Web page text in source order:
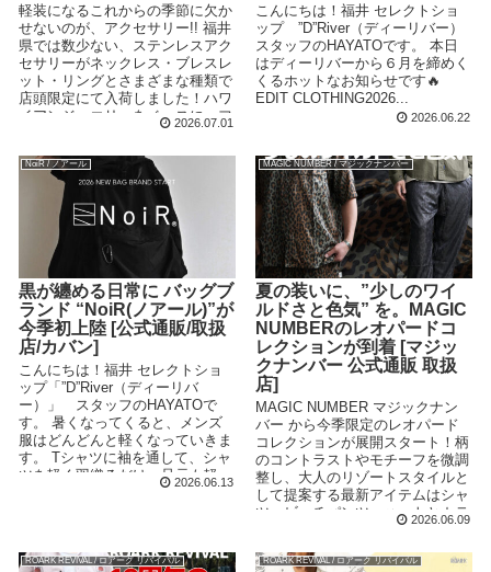
軽装になるこれからの季節に欠か
せないのが、アクセサリー!! 福井
県では数少ない、ステンレスアク
セサリーがネックレス・ブレスレ
ット・リングとさまざまな種類で
店頭限定にて入荷しました！ハワ
イアンジュエリーをベースに、フ
ェザーやコインネックレスにバン
す。
2026.07.01
こんにちは！福井 セレクトショ
ップ ”D”River（ディーリバー）
スタッフのHAYATOです。 本日
はディーリバーから６月を締めく
くるホットなお知らせです🔥
EDIT CLOTHING2026...
2026.06.22
NoiR / ノアール
黒が纏める日常に バッグブ
ランド “NoiR(ノアール)”が
今季初上陸 [公式通販/取扱
店/カバン]
こんにちは！福井 セレクトショ
ップ「”D”River（ディーリバ
ー）」 スタッフのHAYATOで
す。 暑くなってくると、メンズ
服はどんどんと軽くなっていきま
す。 Tシャツに袖を通して、シャ
ツを軽く羽織るだけ。足元も軽
2026.06.13
MAGIC NUMBER / マジックナンバー
夏の装いに、”少しのワイ
ルドさと色気” を。MAGIC
NUMBERのレオパードコ
レクションが到着 [マジッ
クナンバー 公式通販 取扱
店]
MAGIC NUMBER マジックナン
バー から今季限定のレオパード
コレクションが展開スタート！柄
のコントラストやモチーフを微調
整し、大人のリゾートスタイルと
して提案する最新アイテムはシャ
ツ・ビーチパンツ・ハットとカテ
ゴリも幅広くリリース！
2026.06.09
ROARK REVIVAL / ロアーク リバイバル ROARK REVIVAL / ロアーク リバイバル